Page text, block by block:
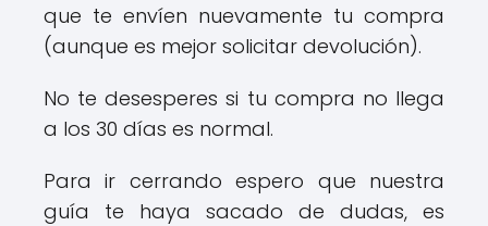
que te envíen nuevamente tu compra
(aunque es mejor solicitar devolución).
No te desesperes si tu compra no llega
a los 30 días es normal.
Para ir cerrando espero que nuestra
guía te haya sacado de dudas, es